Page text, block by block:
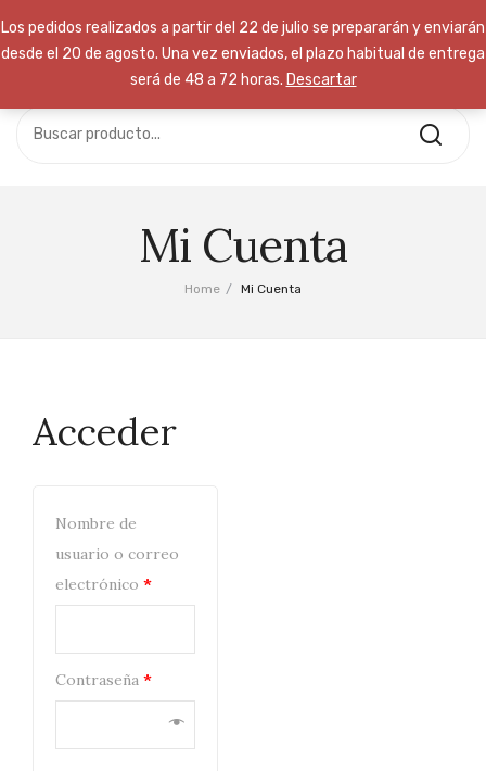
TIENDA
Call Support: (+800) 123 456 789
No hay productos en el carrito.
Mi Cuenta
Home / Mi Cuenta
Acceder
Nombre de
usuario o correo
electrónico *
Contraseña *
Los pedidos realizados a partir del 22 de julio se prepararán y enviarán
desde el 20 de agosto. Una vez enviados, el plazo habitual de entrega
será de 48 a 72 horas. Descartar